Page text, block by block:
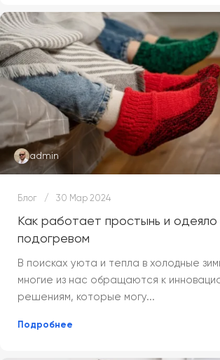
admin
Блог 30 Мар 2024
Как работает простынь и одеяло
подогревом
В поисках уюта и тепла в холодные
многие из нас обращаются к
решениям, которые могу...
Подробнее